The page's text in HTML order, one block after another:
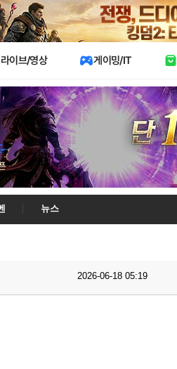
라이브/영상 게이밍/IT
뉴스
2026-06-18 05:19